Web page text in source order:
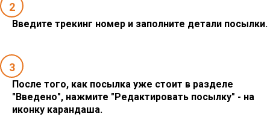
2
Введите трекинг номер и заполните детали посылки.
3
После того, как посылка уже стоит в разделе
"Введено", нажмите "Редактировать посылку" - на
иконку карандаша.